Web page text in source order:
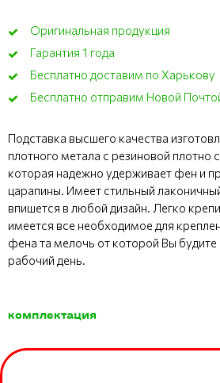
Оригинальная продукция
Гарантия 1 года
Бесплатно доставим по Харькову
Бесплатно отправим Новой
Подставка высшего качества
плотного метала с резиновой плотно
которая надежно удерживает фен и
царапины. Имеет стильный
впишется в любой дизайн. Легко
имеется все необходимое для
фена та мелочь от которой Вы
рабочий день.
комплектация